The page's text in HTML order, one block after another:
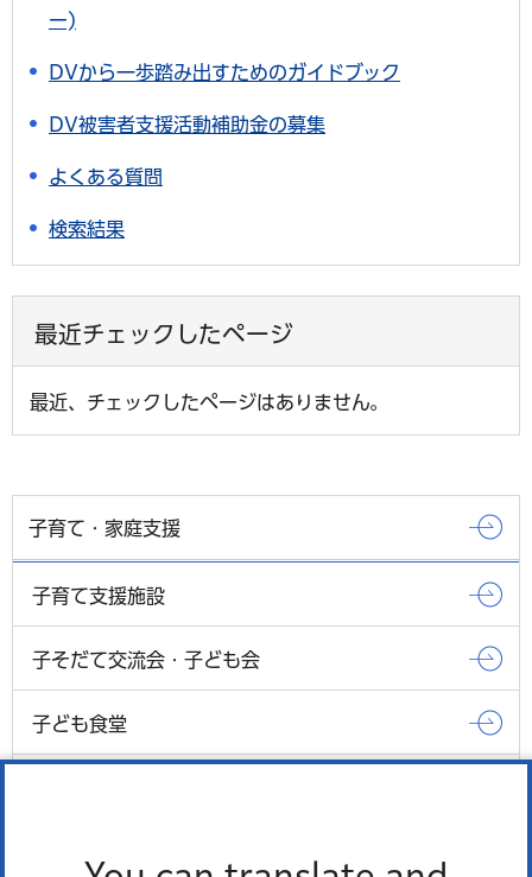
ー)
DVから一歩踏み出すためのガイドブック
DV被害者支援活動補助金の募集
よくある質問
検索結果
最近チェックしたページ
最近、チェックしたページはありません。
子育て・家庭支援
子育て支援施設
子そだて交流会・子ども会
子ども食堂